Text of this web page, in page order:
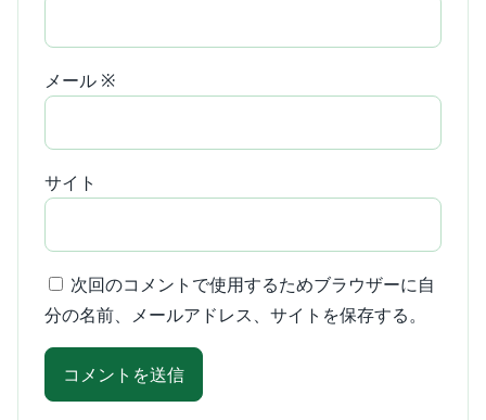
メール ※
サイト
次回のコメントで使用するためブラウザーに自
分の名前、メールアドレス、サイトを保存する。